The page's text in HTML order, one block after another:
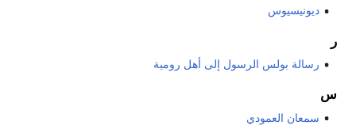
ديونيسيوس
ر
رسالة بولس الرسول إلى أهل رومية
س
سمعان العمودي